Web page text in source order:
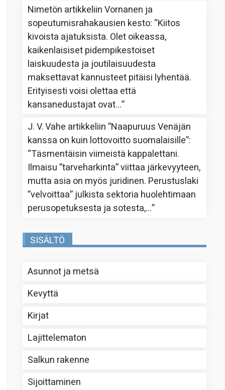
Nimetön artikkeliinVornanen ja
sopeutumisrahakausien kesto: “Kiitos
kivoista ajatuksista. Olet oikeassa,
kaikenlaisiset pidempikestoiset
laiskuudesta ja joutilaisuudesta
maksettavat kannusteet pitäisi lyhentää.
Erityisesti voisi olettaa että
kansanedustajat ovat…”
J. V. Vahe artikkeliin”Naapuruus Venäjän
kanssa on kuin lottovoitto suomalaisille”:
“Täsmentäisin viimeistä kappalettani.
Ilmaisu ”tarveharkinta” viittaa järkevyyteen,
mutta asia on myös juridinen. Perustuslaki
”velvoittaa” julkista sektoria huolehtimaan
perusopetuksesta ja sotesta,…”
SISÄLTÖ
Asunnot ja metsä
Kevyttä
Kirjat
Lajittelematon
Salkun rakenne
Sijoittaminen